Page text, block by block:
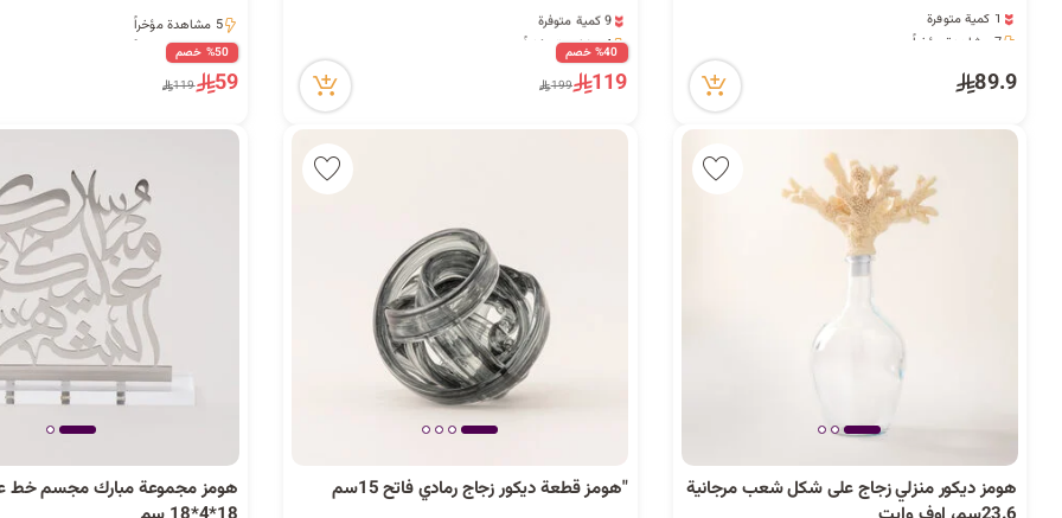
7 مشاهدة مؤخراً
7 مشاهدة مؤخراً
89.9
4 مشاهدة مؤخراً
9 كمية متوفرة
4 مشاهدة مؤخراً
%40 خصم
119
199
5 مشاهدة مؤخراً
5 مشاهدة مؤخراً
%50 خصم
59
119
هومز ديكور منزلي زجاج على شكل شعب مرجانية
"هومز قطعة ديكور زجاج رمادي فاتح 15سم
هومز مجموعة مبارك مجسم خط